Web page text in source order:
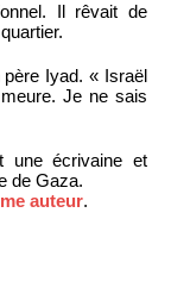
Il rêvait de
Iyad. « Israël
meure. Je ne sais
écrivaine et
de Gaza.
auteur.